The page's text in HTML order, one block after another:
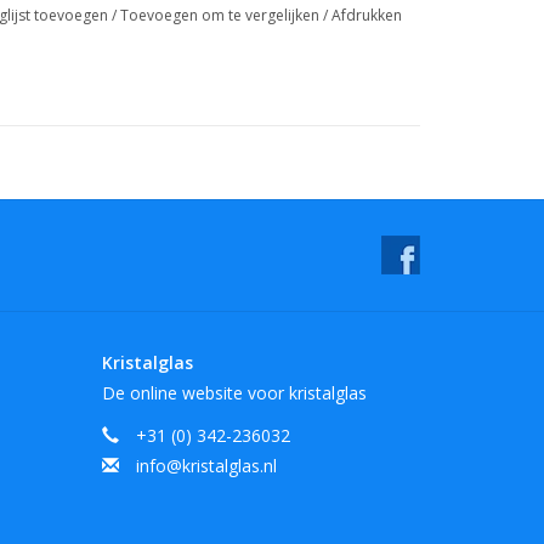
toevoegen /Toevoegen om te vergelijken /Afdrukken
Kristalglas
De online website voor kristalglas
+31 (0) 342-236032
info@kristalglas.nl